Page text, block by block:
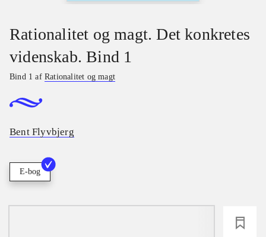
Rationalitet og magt. Det konkretes
videnskab. Bind 1
Bind 1 afRationalitet og magt
Bent Flyvbjerg
E-bog